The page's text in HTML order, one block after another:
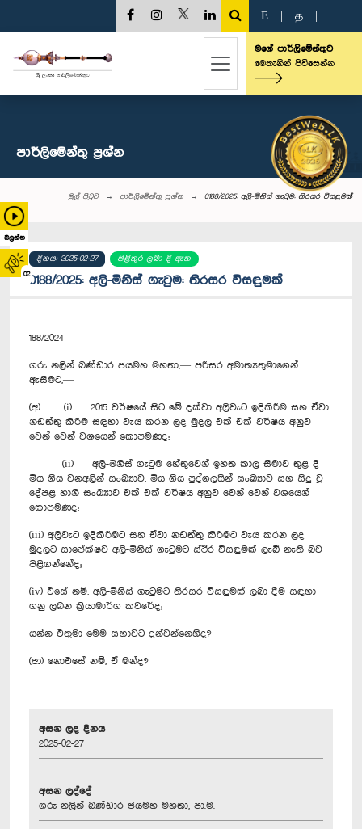
බලන්න
02
E த
මගේ පාර්ලිමේන්තුව
මෙතැනින් පිවිසෙන්න
පාර්ලි‌මේන්තු‌ ප්‍රශ්න
මුල් පිටුව පාර්ලි‌මේන්තු‌ ප්‍රශ්න 0188/2025: අලි-මිනිස් ගැටුම: තිරසර විසඳුමක්
දිනය: 2025-02-27 පිළිතුර ලබා දී ඇත
0188/2025: අලි-මිනිස් ගැටුම: තිරසර විසඳුමක්
188/2024
ගරු නලින් බණ්ඩාර ජයමහ මහතා,— පරිසර අමාත්‍යතුමාගෙන්
ඇසීමට,—
(අ) (i) 2015 වර්ෂයේ සිට මේ දක්වා අලිවැට ඉදිකිරීම සහ ඒවා
නඩත්තු කිරීම සඳහා වැය කරන ලද මුදල එක් එක් වර්ෂය අනුව
වෙන් වෙන් වශයෙන් කොපමණද;
(ii) අලි-මිනිස් ගැටුම හේතුවෙන් ඉහත කාල සීමාව තුළ දී
මිය ගිය වනඅලින් සංඛ්‍යාව, මිය ගිය පුද්ගලයින් සංඛ්‍යාව සහ සිදු වූ
දේපළ හානි සංඛ්‍යාව එක් එක් වර්ෂය අනුව වෙන් වෙන් වශයෙන්
කොපමණද;
(iii) අලිවැට ඉදිකිරීමට සහ ඒවා නඩත්තු කිරීමට වැය කරන ලද
මුදලට සාපේක්ෂව අලි-මිනිස් ගැටුමට ස්ථිර විසඳුමක් ලැබී නැති බව
පිළිගන්නේද;
(iv) එසේ නම්, අලි-මිනිස් ගැටුමට තිරසර විසඳුමක් ලබා දීම සඳහා
ගනු ලබන ක්‍රියාමාර්ග කවරේද;
යන්න එතුමා මෙම සභාවට දන්වන්නෙහිද?
(ආ) නොඑසේ නම්, ඒ මන්ද?
අසන ලද දිනය
2025-02-27
අසන ලද්දේ
ගරු නලින් බණ්ඩාර ජයමහ මහතා, පා.ම.